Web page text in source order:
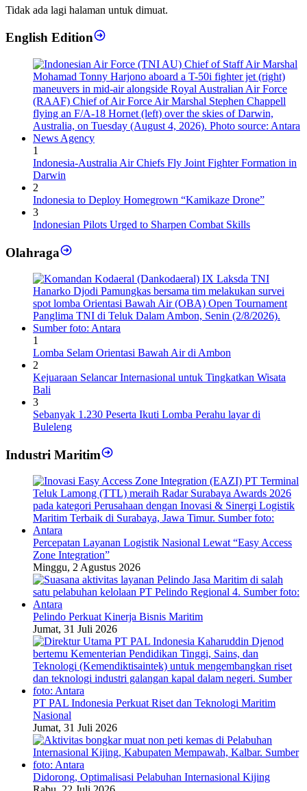
Tidak ada lagi halaman untuk dimuat.
English Edition
1
Indonesia-Australia Air Chiefs Fly Joint Fighter Formation in
Darwin
2
Indonesia to Deploy Homegrown “Kamikaze Drone”
3
Indonesian Pilots Urged to Sharpen Combat Skills
Olahraga
1
Lomba Selam Orientasi Bawah Air di Ambon
2
Kejuaraan Selancar Internasional untuk Tingkatkan Wisata
Bali
3
Sebanyak 1.230 Peserta Ikuti Lomba Perahu layar di
Buleleng
Industri Maritim
Percepatan Layanan Logistik Nasional Lewat “Easy Access
Zone Integration”
Minggu, 2 Agustus 2026
Pelindo Perkuat Kinerja Bisnis Maritim
Jumat, 31 Juli 2026
PT PAL Indonesia Perkuat Riset dan Teknologi Maritim
Nasional
Jumat, 31 Juli 2026
Didorong, Optimalisasi Pelabuhan Internasional Kijing